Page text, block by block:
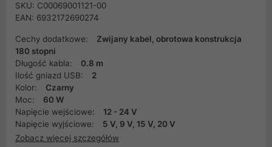
SKU: C00069001121-00
EAN: 6932172690274
Cechy dodatkowe:
Zwijany kabel, obrotowa konstrukcja
180 stopni
Długość kabla:
0.8 m
Ilość gniazd USB:
2
Kolor:
Czarny
Moc:
60 W
Napięcie wejściowe:
12 - 24 V
Napięcie wyjściowe:
5 V, 9 V, 15 V, 20 V
Zobacz więcej szczegółów